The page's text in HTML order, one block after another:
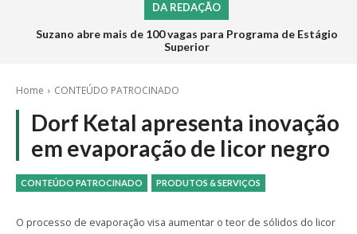
DA REDAÇÃO
Suzano abre mais de 100 vagas para Programa de Estágio
Superior
Home CONTEÚDO PATROCINADO
Dorf Ketal apresenta inovação
em evaporação de licor negro
CONTEÚDO PATROCINADO PRODUTOS & SERVIÇOS
O processo de evaporação visa aumentar o teor de sólidos do licor